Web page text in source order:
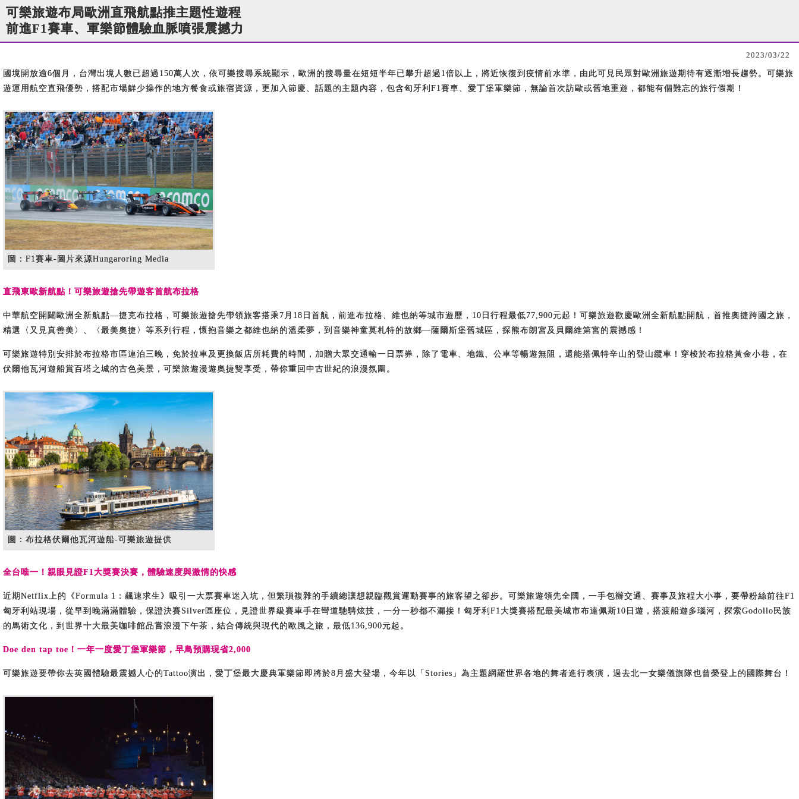
可樂旅遊布局歐洲直飛航點推主題性遊程
前進F1賽車、軍樂節體驗血脈噴張震撼力
2023/03/22
國境開放逾6個月，台灣出境人數已超過150萬人次，依可樂搜尋系統顯示，歐洲的搜尋量在短短半年已攀升超過1倍以上，將近恢復到疫情前水準，由此可見民眾對歐洲旅遊期待有逐漸增長趨勢。可樂旅
遊運用航空直飛優勢，搭配市場鮮少操作的地方餐食或旅宿資源，更加入節慶、話題的主題內容，包含匈牙利F1賽車、愛丁堡軍樂節，無論首次訪歐或舊地重遊，都能有個難忘的旅行假期！
圖：F1賽車-圖片來源Hungaroring Media
直飛東歐新航點！可樂旅遊搶先帶遊客首航布拉格
中華航空開闢歐洲全新航點—捷克布拉格，可樂旅遊搶先帶領旅客搭乘7月18日首航，前進布拉格、維也納等城市遊歷，10日行程最低77,900元起！可樂旅遊歡慶歐洲全新航點開航，首推奧捷跨國之旅，
精選〈又見真善美〉、〈最美奧捷〉等系列行程，懷抱音樂之都維也納的溫柔夢，到音樂神童莫札特的故鄉—薩爾斯堡舊城區，探熊布朗宮及貝爾維第宮的震撼感！
可樂旅遊特別安排於布拉格市區連泊三晚，免於拉車及更換飯店所耗費的時間，加贈大眾交通輸一日票券，除了電車、地鐵、公車等暢遊無阻，還能搭佩特辛山的登山纜車！穿梭於布拉格黃金小巷，在
伏爾他瓦河遊船賞百塔之城的古色美景，可樂旅遊漫遊奧捷雙享受，帶你重回中古世紀的浪漫氛圍。
圖：布拉格伏爾他瓦河遊船-可樂旅遊提供
全台唯一！親眼見證F1大獎賽決賽，體驗速度與激情的快感
近期Netflix上的《Formula 1：飆速求生》吸引一大票賽車迷入坑，但繁瑣複雜的手續總讓想親臨觀賞運動賽事的旅客望之卻步。可樂旅遊領先全國，一手包辦交通、賽事及旅程大小事，要帶粉絲前往F1
匈牙利站現場，從早到晚滿滿體驗，保證決賽Silver區座位，見證世界級賽車手在彎道馳騁炫技，一分一秒都不漏接！匈牙利F1大獎賽搭配最美城市布達佩斯10日遊，搭渡船遊多瑙河，探索Godollo民族
的馬術文化，到世界十大最美咖啡館品嘗浪漫下午茶，結合傳統與現代的歐風之旅，最低136,900元起。
Doe den tap toe！一年一度愛丁堡軍樂節，早鳥預購現省2,000
可樂旅遊要帶你去英國體驗最震撼人心的Tattoo演出，愛丁堡最大慶典軍樂節即將於8月盛大登場，今年以「Stories」為主題網羅世界各地的舞者進行表演，過去北一女樂儀旗隊也曾榮登上的國際舞台！